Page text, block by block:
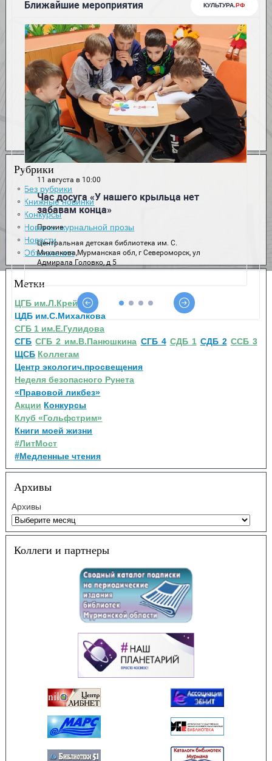
Рубрики
Без рубрики
Книжные новинки
Конкурсы
Новинки журнальной прозы
Новости
Объявления
Метки
ЦГБ им.Л.Крейна
ЦДБ им.С.Михалкова
СГБ 1 им.Е.Гулидова
СГБ СГБ 2 им.В.Панюшкина СГБ 4 СДБ 1 СДБ 2 ССБ 3
ЩСБ Коллегам
Центр экологич.просвещения
Неделя безопасного Рунета
«Правовой ликбез»
Акции Конкурсы
Клуб «Гольфстрим»
Книги моей жизни
#ЛитМост
#Медленные чтения
Архивы
Архивы
Коллеги и партнеры